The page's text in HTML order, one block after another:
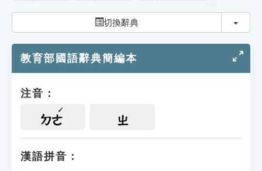
索引選單
單字索引
遊戲專區
切換辭典 切換
教育部國語辭典簡編本
注音：
ㄉㄜ ㄓ
漢語拼音：